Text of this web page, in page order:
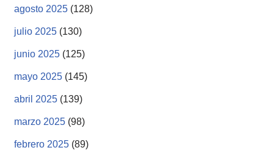
agosto 2025 (128)
julio 2025 (130)
junio 2025 (125)
mayo 2025 (145)
abril 2025 (139)
marzo 2025 (98)
febrero 2025 (89)